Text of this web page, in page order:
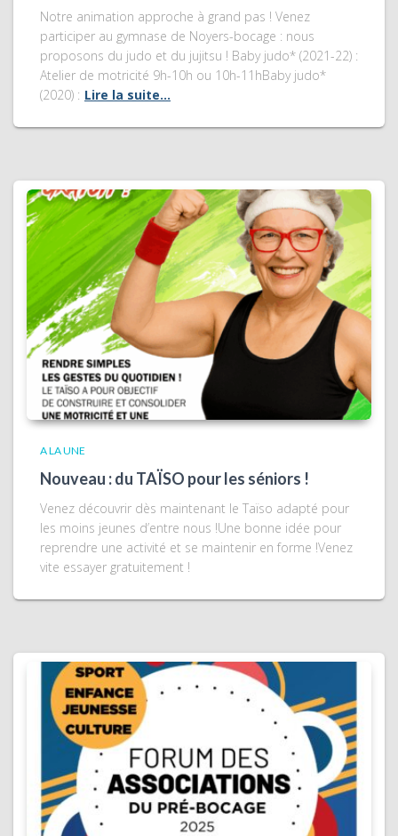
Notre animation approche à grand pas ! Venez
participer au gymnase de Noyers-bocage : nous
proposons du judo et du jujitsu ! Baby judo* (2021-22) :
Atelier de motricité 9h-10h ou 10h-11hBaby judo*
(2020) : Lire la suite…
A LA UNE
Nouveau : du TAÏSO pour les séniors !
Venez découvrir dès maintenant le Taïso adapté pour
les moins jeunes d’entre nous !Une bonne idée pour
reprendre une activité et se maintenir en forme !Venez
vite essayer gratuitement !